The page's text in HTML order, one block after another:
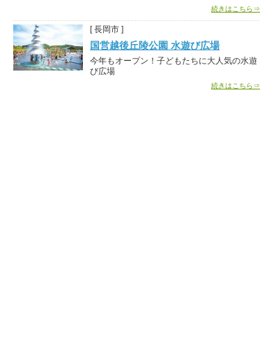
続きはこちら⇒
[ 長岡市 ]
国営越後丘陵公園 水遊び広場
今年もオープン！子どもたちに大人気の水遊
び広場
続きはこちら⇒